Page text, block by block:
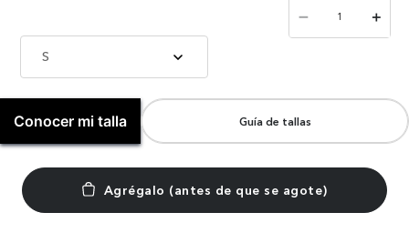
S
＋
－
Conocer mi talla Guía de tallas